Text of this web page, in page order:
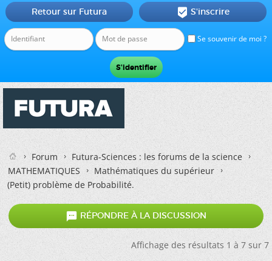
Se souvenir de moi ?
Retour sur Futura  S'inscrire
Forum
Futura-Sciences : les forums de la science
MATHEMATIQUES
Mathématiques du supérieur
(Petit) problème de Probabilité.
 RÉPONDRE À LA DISCUSSION
Affichage des résultats 1 à 7 sur 7